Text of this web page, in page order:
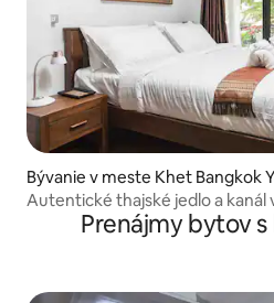
Bývanie v meste Khet Bangkok
Autentické thajské jedlo a kanál
Prenájmy bytov